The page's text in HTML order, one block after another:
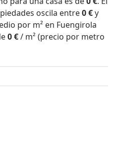
oscila entre0 €y
por m² en Fuengirola
0 €/ m² (precio por metro